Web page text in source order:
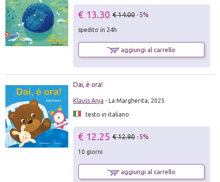
€ 13.30 € 14.00 -5%
spedito in 24h
aggiungi al carrello
Dai, è ora!
Klauss Anja - La Margherita, 2025
testo in italiano
€ 12.25 € 12.90 -5%
10 giorni
aggiungi al carrello